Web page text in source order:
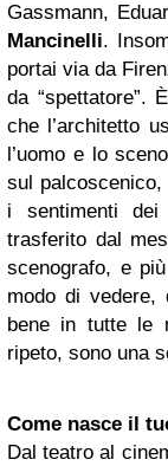
Gassmann,
Mancinelli.
portai via da
da “spettatore”.
che l’architetto
l’uomo e lo
sul
i sentimenti dei
trasferito dal
scenografo, e
modo di vedere,
bene in tutte le
ripeto, sono una
Come nasce il
Dal teatro al